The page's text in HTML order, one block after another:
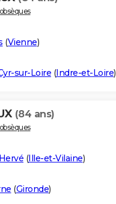
(Vienne)
sur-Loire (Indre-et-Loire)
(84 ans)
(Ille-et-Vilaine)
(Gironde)